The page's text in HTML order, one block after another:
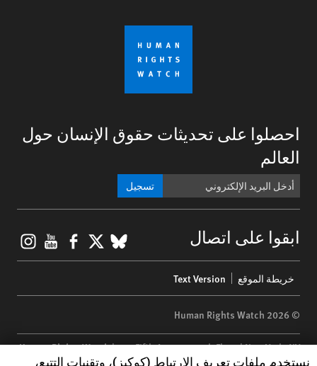
احصلوا على تحديثات حقوق الإنسان حول
العالم
تسجيل
ابقوا على اتصال BlueSky
X
menu
خريطة الموقع Text Version
© 2026 Human Rights Watch
Human Rights Watch| 350 Fifth Avenue, 34th Floor | New York,NY
10118-3299 USA|t 1.212.290.4700
Human Rights Watch cookie preferences
نستخدم ملفات تعريف الارتباط (كوكيز)، وتقنيات التتبع،